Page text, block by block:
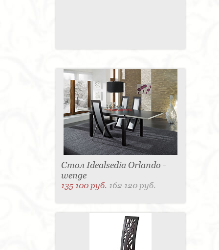
Стол Idealsedia Orlando -
wenge
135 100 руб.162 120 руб.